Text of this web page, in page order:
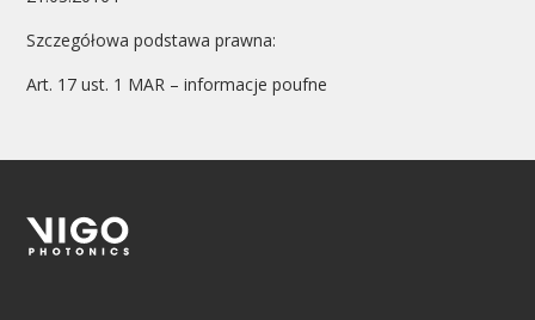
Szczegółowa podstawa prawna:
Art. 17 ust. 1 MAR – informacje poufne